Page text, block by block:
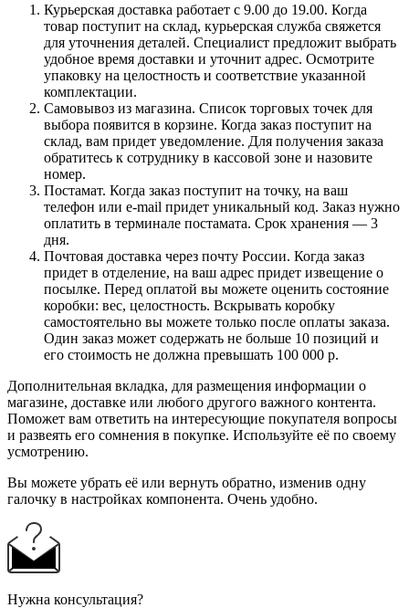
Курьерская доставка работает с 9.00 до 19.00. Когда
товар поступит на склад, курьерская служба свяжется
для уточнения деталей. Специалист предложит выбрать
удобное время доставки и уточнит адрес. Осмотрите
упаковку на целостность и соответствие указанной
комплектации.
Самовывоз из магазина. Список торговых точек для
выбора появится в корзине. Когда заказ поступит на
склад, вам придет уведомление. Для получения заказа
обратитесь к сотруднику в кассовой зоне и назовите
номер.
Постамат. Когда заказ поступит на точку, на ваш
телефон или e-mail придет уникальный код. Заказ нужно
оплатить в терминале постамата. Срок хранения — 3
дня.
Почтовая доставка через почту России. Когда заказ
придет в отделение, на ваш адрес придет извещение о
посылке. Перед оплатой вы можете оценить состояние
коробки: вес, целостность. Вскрывать коробку
самостоятельно вы можете только после оплаты заказа.
Один заказ может содержать не больше 10 позиций и
его стоимость не должна превышать 100 000 р.
Дополнительная вкладка, для размещения информации о
магазине, доставке или любого другого важного контента.
Поможет вам ответить на интересующие покупателя вопросы
и развеять его сомнения в покупке. Используйте её по своему
усмотрению.
Вы можете убрать её или вернуть обратно, изменив одну
галочку в настройках компонента. Очень удобно.
Нужна консультация?